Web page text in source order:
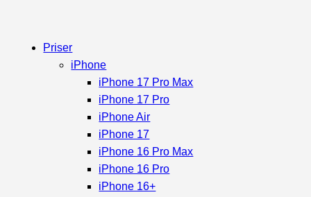
Priser
iPhone
iPhone 17 Pro Max
iPhone 17 Pro
iPhone Air
iPhone 17
iPhone 16 Pro Max
iPhone 16 Pro
iPhone 16+